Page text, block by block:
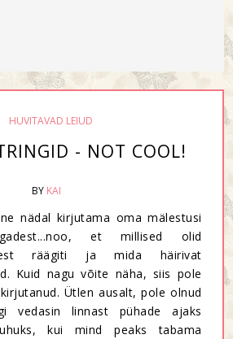
HUVITAVAD LEIUD
- NOT COOL!
BY KAI
nädal kirjutama oma mälestusi
et millised olid
räägiti ja mida häirivat
Kuid nagu võite näha, siis pole
Ütlen ausalt, pole olnud
vedasin linnast pühade ajaks
kui mind peaks tabama